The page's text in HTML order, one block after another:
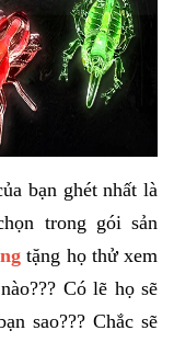
bạn ghét nhất là
trong gói sản
tặng họ thử xem
Có lẽ họ sẽ
sao??? Chắc sẽ